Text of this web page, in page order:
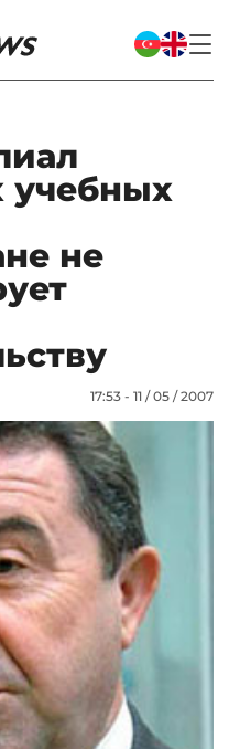
учебных
не
17:53 - 11 / 05 / 2007